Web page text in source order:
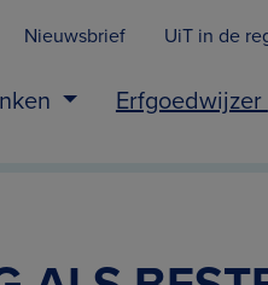
Nieuwsbrief UiT in de
Erfgoedwijzer